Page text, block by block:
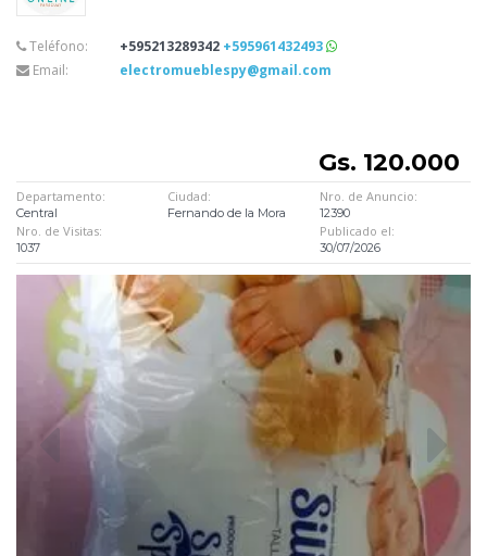
Teléfono: +595213289342 +595961432493
Email:
electromueblespy@gmail.com
Gs. 120.000
Departamento:
Central
Ciudad:
Fernando de la Mora
Nro. de Anuncio:
12390
Nro. de Visitas:
1037
Publicado el:
30/07/2026